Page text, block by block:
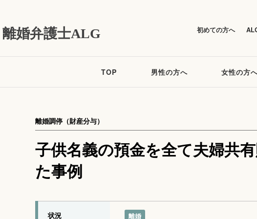
離婚弁護士ALG 初めての方へ
TOP 男性の方へ 女性の方
子供名義の預金を全て夫婦共
た事例
離婚調停（財産分与）
状況 離婚